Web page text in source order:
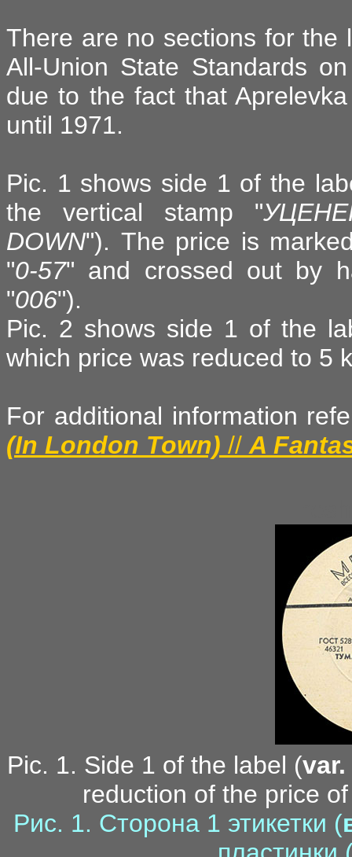
There are no sections for the
All-Union State Standards
due to the fact that
until 1971.
Pic. 1 shows side 1 of the
the vertical stamp "
DOWN"). The price is
"0-57" and crossed out by
"006").
Pic. 2 shows side 1 of the
which price was reduced to 5
For additional information
(In London Town) // A
Pic. 1. Side 1 of the label (
reduction of the price
Рис. 1. Сторона 1 этикетки (